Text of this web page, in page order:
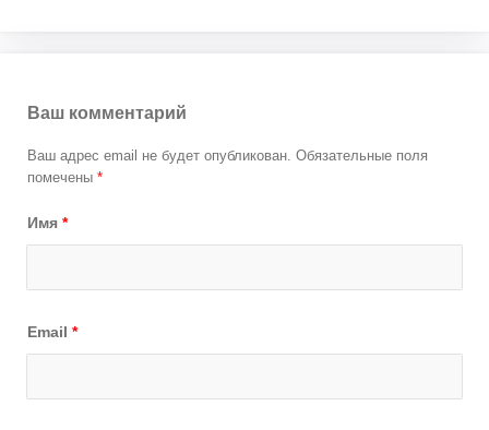
Ваш комментарий
Ваш адрес email не будет опубликован. Обязательные поля
помечены *
Имя *
Email *